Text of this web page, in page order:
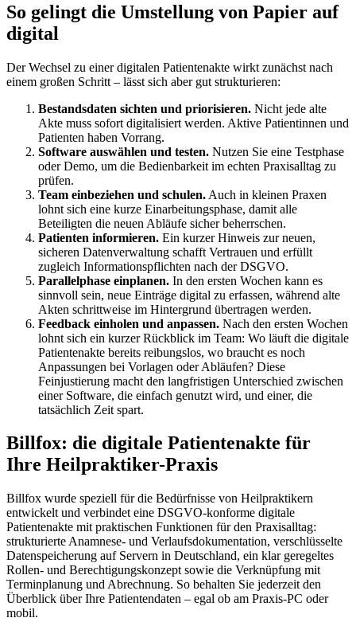
So gelingt die Umstellung von Papier auf
digital
Der Wechsel zu einer digitalen Patientenakte wirkt zunächst nach
einem großen Schritt – lässt sich aber gut strukturieren:
Bestandsdaten sichten und priorisieren. Nicht jede alte
Akte muss sofort digitalisiert werden. Aktive Patientinnen und
Patienten haben Vorrang.
Software auswählen und testen. Nutzen Sie eine Testphase
oder Demo, um die Bedienbarkeit im echten Praxisalltag zu
prüfen.
Team einbeziehen und schulen. Auch in kleinen Praxen
lohnt sich eine kurze Einarbeitungsphase, damit alle
Beteiligten die neuen Abläufe sicher beherrschen.
Patienten informieren. Ein kurzer Hinweis zur neuen,
sicheren Datenverwaltung schafft Vertrauen und erfüllt
zugleich Informationspflichten nach der DSGVO.
Parallelphase einplanen. In den ersten Wochen kann es
sinnvoll sein, neue Einträge digital zu erfassen, während alte
Akten schrittweise im Hintergrund übertragen werden.
Feedback einholen und anpassen. Nach den ersten Wochen
lohnt sich ein kurzer Rückblick im Team: Wo läuft die digitale
Patientenakte bereits reibungslos, wo braucht es noch
Anpassungen bei Vorlagen oder Abläufen? Diese
Feinjustierung macht den langfristigen Unterschied zwischen
einer Software, die einfach genutzt wird, und einer, die
tatsächlich Zeit spart.
Billfox: die digitale Patientenakte für
Ihre Heilpraktiker-Praxis
Billfox wurde speziell für die Bedürfnisse von Heilpraktikern
entwickelt und verbindet eine DSGVO-konforme digitale
Patientenakte mit praktischen Funktionen für den Praxisalltag:
strukturierte Anamnese- und Verlaufsdokumentation, verschlüsselte
Datenspeicherung auf Servern in Deutschland, ein klar geregeltes
Rollen- und Berechtigungskonzept sowie die Verknüpfung mit
Terminplanung und Abrechnung. So behalten Sie jederzeit den
Überblick über Ihre Patientendaten – egal ob am Praxis-PC oder
mobil.